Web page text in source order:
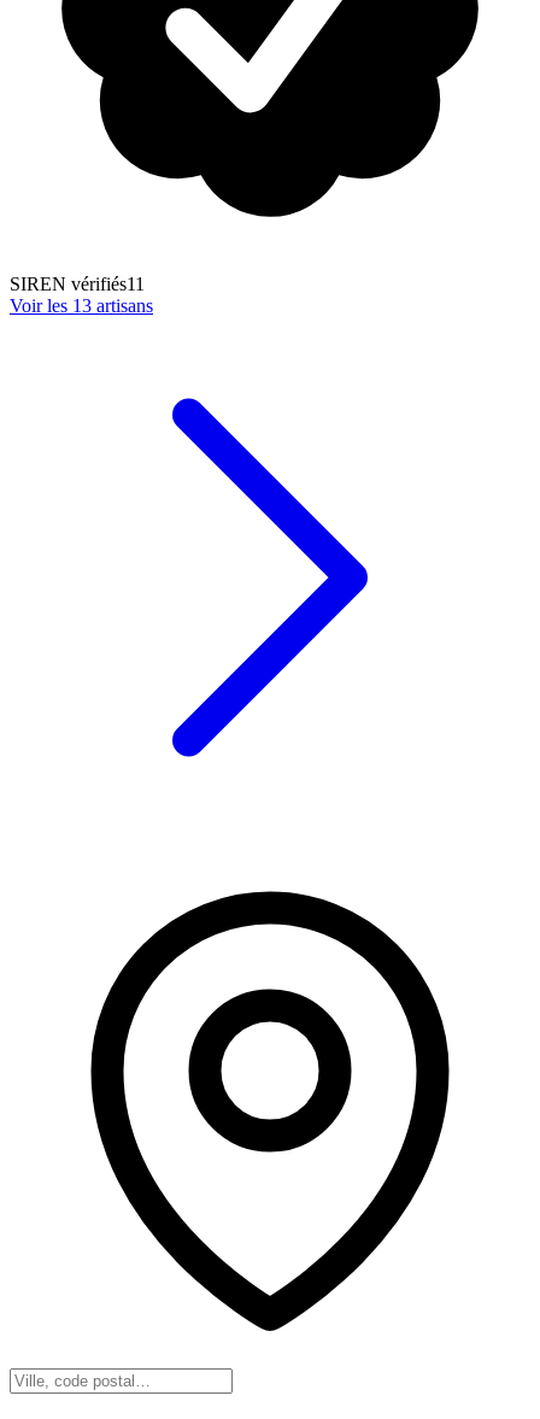
SIREN vérifiés11
Voir les 13 artisans